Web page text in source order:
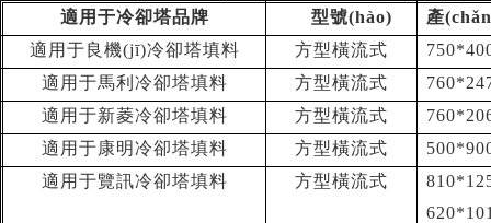
適用于冷卻塔品牌 型號(hào)
產
適用于良機(jī)冷卻塔填料
方型橫流式
適用于馬利冷卻塔填料
方型橫流式
適用于新菱冷卻塔填料
方型橫流式
適用于康明冷卻塔填料
方型橫流式
適用于覽訊冷卻塔填料
方型橫流式